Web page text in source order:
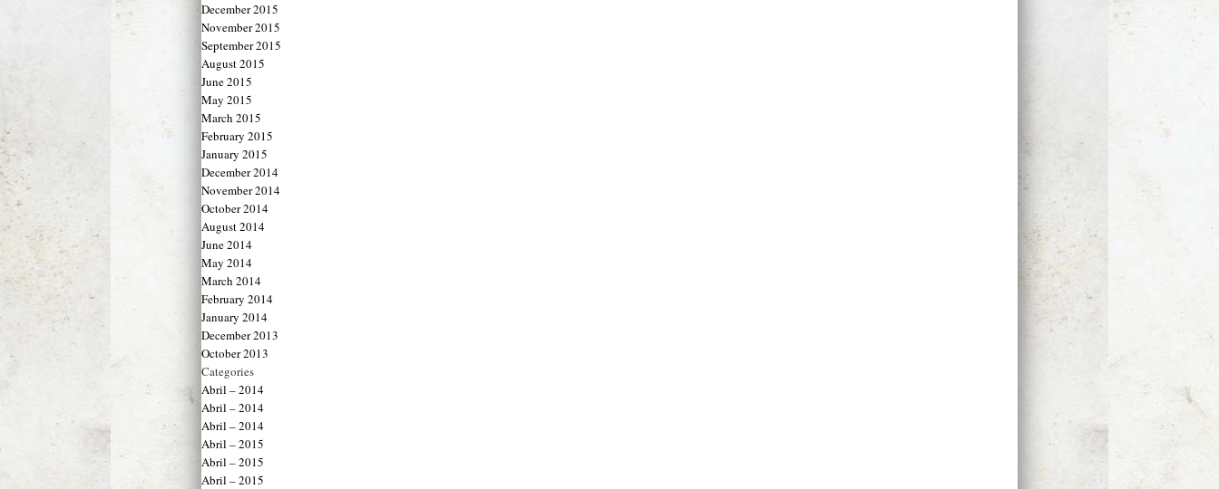
December 2015
November 2015
September 2015
August 2015
June 2015
May 2015
March 2015
February 2015
January 2015
December 2014
November 2014
October 2014
August 2014
June 2014
May 2014
March 2014
February 2014
January 2014
December 2013
October 2013
Categories
Abril – 2014
Abril – 2014
Abril – 2014
Abril – 2015
Abril – 2015
Abril – 2015